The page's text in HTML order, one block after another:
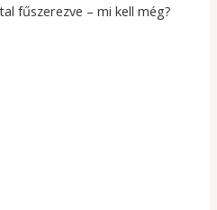
fűszerezve – mi kell még?